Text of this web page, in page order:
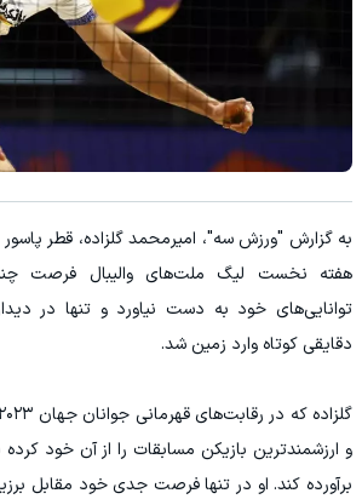
به گزارش "ورزش سه"، امیرمحمد گلزاده، قطر پاسور
هفته نخست لیگ ملت‌های والیبال فرصت
توانایی‌های خود به دست نیاورد و تنها در
دقایقی کوتاه وارد زمین شد.
و ارزشمندترین بازیکن مسابقات را از آن خود کرده
برآورده کند. او در تنها فرصت جدی خود مقابل